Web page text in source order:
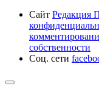
Сайт Редакция
собственности
Соц. сети